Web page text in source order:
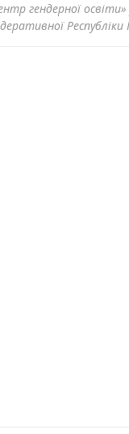
гендерної освіти»
Республіки